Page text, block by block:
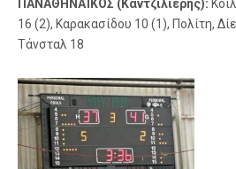
ΠΑΝΑΘΗΝΑΪΚΟΣ (Καντζιλιέρης):
16 (2), Καρακασίδου 10 (1), Πολίτη,
Τάνσταλ 18